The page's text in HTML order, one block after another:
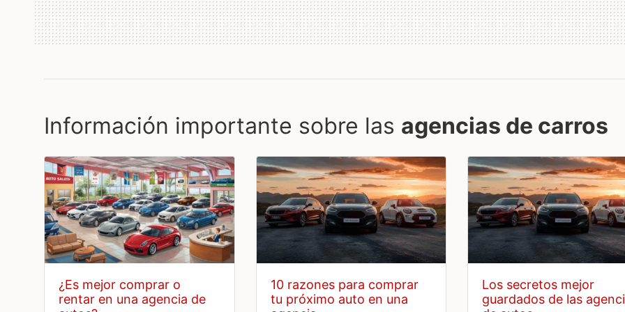
Información importante sobre las agencias de carros
¿es mejor comprar o
rentar en una agencia de
10 razones para comprar
tu próximo auto en una
los secretos mejor
guardados de las